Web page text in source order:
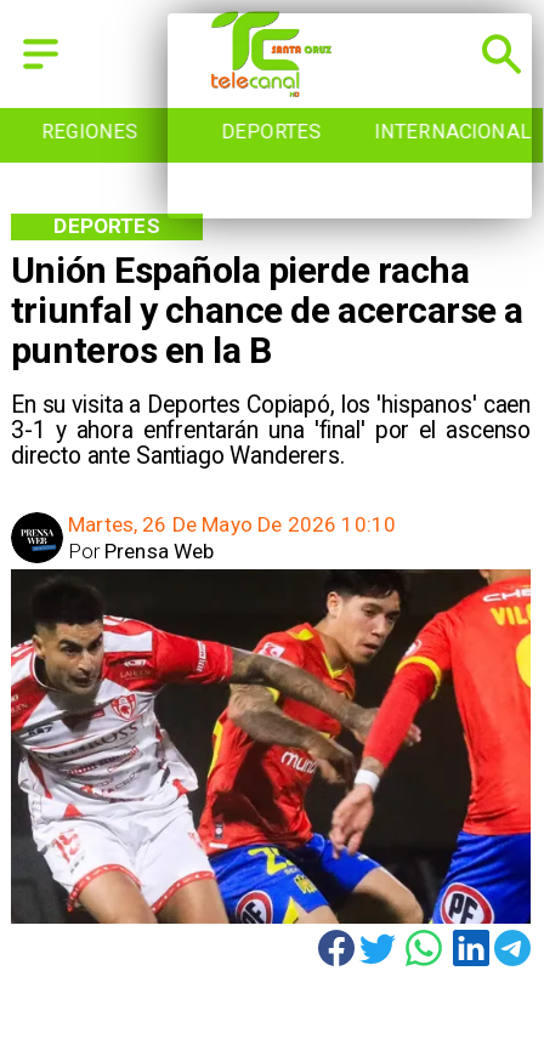
REGIONES DEPORTES INTERNACIONAL
Unión Española pierde racha
triunfal y chance de acercarse a
punteros en la B
En su visita a Deportes Copiapó, los 'hispanos' caen
3-1 y ahora enfrentarán una 'final' por el ascenso
directo ante Santiago Wanderers.
DEPORTES
Martes, 26 De Mayo De 2026 10:10
Prensa Web
Por